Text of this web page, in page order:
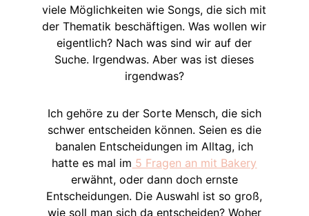
viele Möglichkeiten wie Songs, die sich mit
der Thematik beschäftigen. Was wollen wir
eigentlich? Nach was sind wir auf der
Suche. Irgendwas. Aber was ist dieses
irgendwas?
Ich gehöre zu der Sorte Mensch, die sich
schwer entscheiden können. Seien es die
banalen Entscheidungen im Alltag, ich
hatte es mal im 5 Fragen an mit Bakery
erwähnt, oder dann doch ernste
Entscheidungen. Die Auswahl ist so groß,
wie soll man sich da entscheiden? Woher